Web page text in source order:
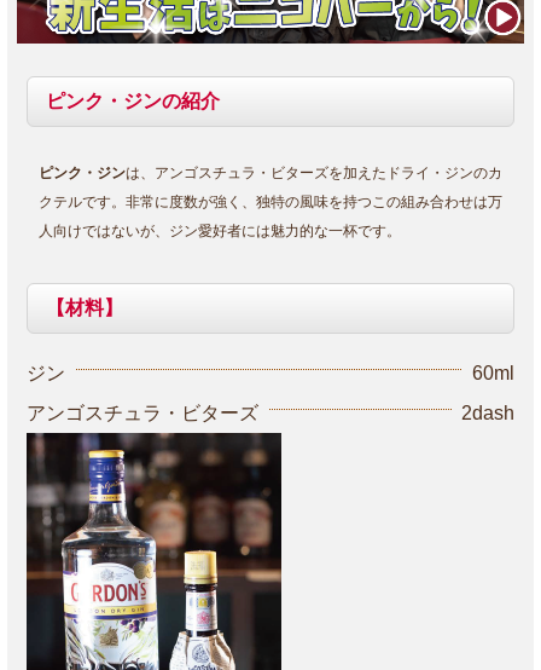
ピンク・ジンの紹介
ピンク・ジンは、アンゴスチュラ・ビターズを加えたドライ・ジンのカ
クテルです。非常に度数が強く、独特の風味を持つこの組み合わせは万
人向けではないが、ジン愛好者には魅力的な一杯です。
【材料】
ジン
60ml
アンゴスチュラ・ビターズ
2dash